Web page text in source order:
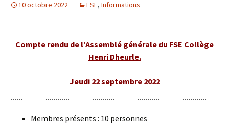
10 octobre 2022 FSE, Informations
Compte rendu de l’Assemblé générale du FSE Collège
Henri Dheurle.
Jeudi 22 septembre 2022
Membres présents : 10 personnes